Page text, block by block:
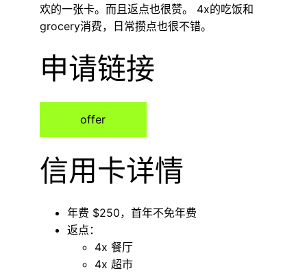
欢的一张卡。而且返点也很赞。 4x的吃饭和
grocery消费，日常攒点也很不错。
申请链接
offer
信用卡详情
年费 $250，首年不免年费
返点：
4x 餐厅
4x 超市